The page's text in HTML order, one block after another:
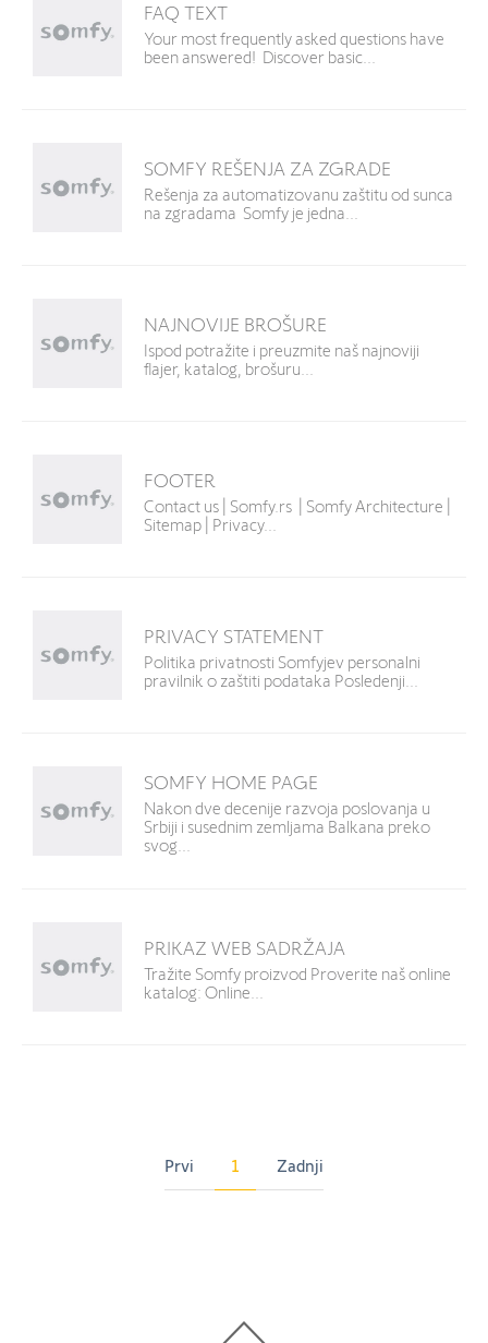
FAQ TEXT
Your most frequently asked questions have
been answered! Discover basic...
SOMFY REŠENJA ZA ZGRADE
Rešenja za automatizovanu zaštitu od sunca
na zgradama Somfy je jedna...
NAJNOVIJE BROŠURE
Ispod potražite i preuzmite naš najnoviji
flajer, katalog, brošuru...
FOOTER
Contact us | Somfy.rs | Somfy Architecture |
Sitemap | Privacy...
PRIVACY STATEMENT
Politika privatnosti Somfyjev personalni
pravilnik o zaštiti podataka Posledenji...
SOMFY HOME PAGE
Nakon dve decenije razvoja poslovanja u
Srbiji i susednim zemljama Balkana preko
svog...
PRIKAZ WEB SADRŽAJA
Tražite Somfy proizvod Proverite naš online
katalog: Online...
Prvi 1 Zadnji